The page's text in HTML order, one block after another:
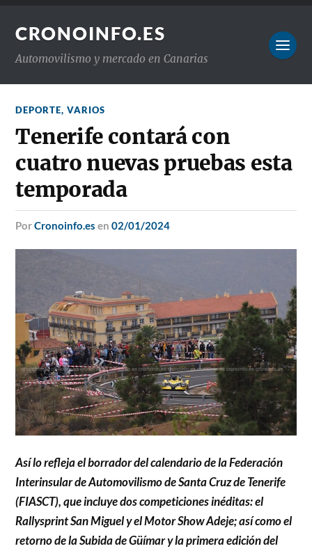
CRONOINFO.ES
Automovilismo y mercado en Canarias
DEPORTE,VARIOS
Tenerife contará con
cuatro nuevas pruebas esta
temporada
porCronoinfo.es en02/01/2024
Así lo refleja el borrador del calendario de la Federación
Interinsular de Automovilismo de Santa Cruz de Tenerife
(FIASCT), que incluye dos competiciones inéditas: el
Rallysprint San Miguel y el Motor Show Adeje; así como el
retorno de la Subida de Güímar y la primera edición del